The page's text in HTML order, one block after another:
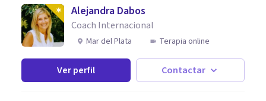
Alejandra Dabos
Coach Internacional
Mar del Plata Terapia online
Ver perfil Contactar